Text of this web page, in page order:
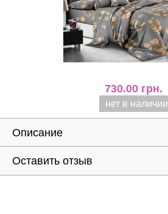
730.00 грн.
нет в наличии
Описание
Оставить отзыв